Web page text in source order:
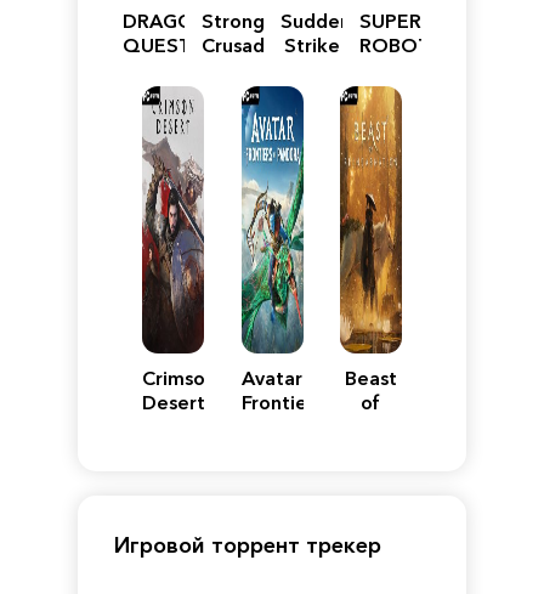
DRAGON
QUEST
Reimagined
Stronghold
Crusader:
Edition
Sudden
Strike
SUPER
ROBOT
Y
Crimson
Desert
Avatar:
Frontiers
Beast
of
Игровой торрент трекер